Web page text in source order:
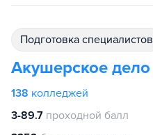
подготовка специалистов
Акушерское дело
138 колледжей
3-89.7 проходной балл